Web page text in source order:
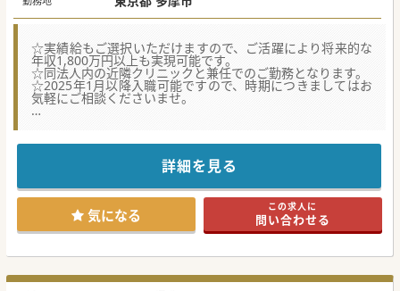
出来高実績給の場合
※週5日1,800万円～2,600万円
☆実績給もご選択いただけますので、ご活躍により将来的な
年収1,800万円以上も実現可能です。
☆同法人内の近隣クリニックと兼任でのご勤務となります。
☆2025年1月以降入職可能ですので、時期につきましてはお
気軽にご相談くださいませ。
地のクリニックとなります。
■ワンストップで地域包括的医療のサービスを提供すること
を目指しているため、同じ志を持っている方を歓迎いたしま
す。
■法人内には子育て中のドクターでワークライフバランス重
視の医師など、多様な働き方のご相談が可能です。
【医療機関情報】
など11の施設を運営する法人からの募集です。
■法人の中でも最大の診療所である当クリニックには常勤医
が20名程在籍しており、各科目で経験豊かな専門医の先生も
詳細を見る
気になる この求人に
問い合わせる